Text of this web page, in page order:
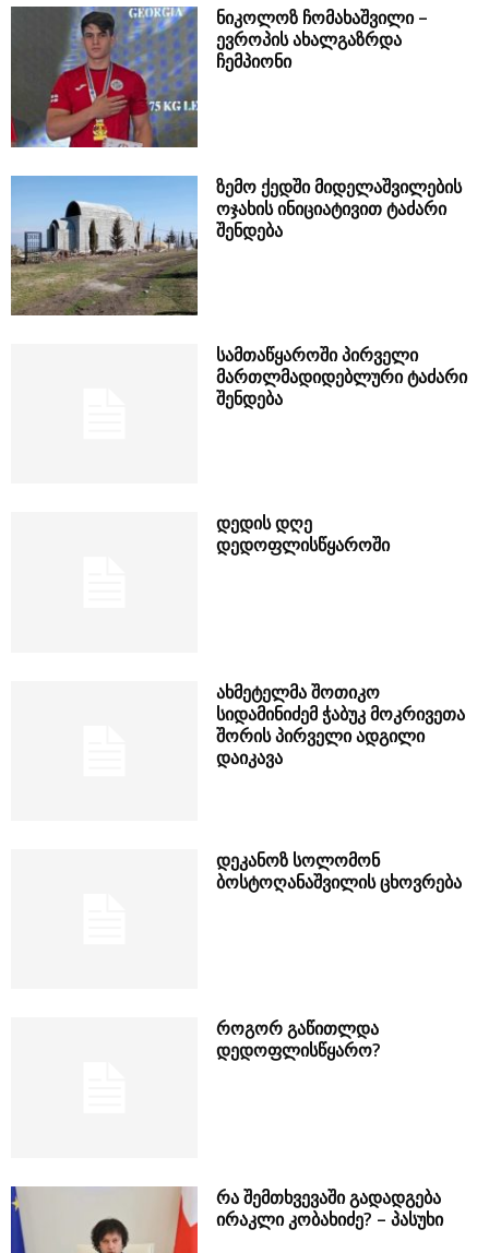
ნიკოლოზ ჩომახაშვილი –
ევროპის ახალგაზრდა
ჩემპიონი
ზემო ქედში მიდელაშვილების
ოჯახის ინიციატივით ტაძარი
შენდება
სამთაწყაროში პირველი
მართლმადიდებლური ტაძარი
შენდება
დედის დღე
დედოფლისწყაროში
ახმეტელმა შოთიკო
სიდამინიძემ ჭაბუკ მოკრივეთა
შორის პირველი ადგილი
დაიკავა
დეკანოზ სოლომონ
ბოსტოღანაშვილის ცხოვრება
როგორ გაწითლდა
დედოფლისწყარო?
რა შემთხვევაში გადადგება
ირაკლი კობახიძე? – პასუხი